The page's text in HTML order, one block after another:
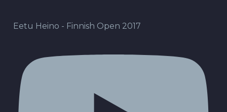
Eetu Heino - Finnish Open 2017